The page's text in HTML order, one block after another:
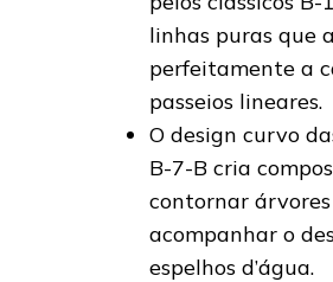
linhas puras que
perfeitamente a
passeios lineares.
O design curvo
B-7-B cria
contornar
acompanhar o
espelhos d’água.